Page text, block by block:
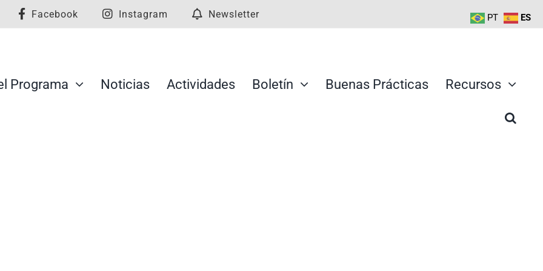
Facebook Instagram Newsletter
Programa Noticias Actividades Boletín Buenas Prácticas Recursos
Congreso de Comunidades
PT ES